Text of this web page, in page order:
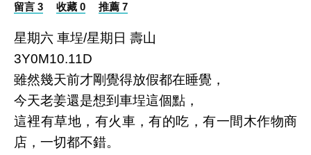
留言 3 收藏 0 推薦 7
星期六 車埕/星期日 壽山
3Y0M10.11D
雖然幾天前才剛覺得放假都在睡覺，
今天老姜還是想到車埕這個點，
這裡有草地，有火車，有的吃，有一間木作物商
店，一切都不錯。